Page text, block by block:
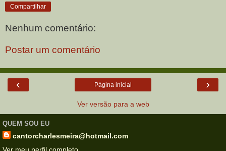
Compartilhar
Nenhum comentário:
Postar um comentário
‹ ›
Página inicial
Ver versão para a web
QUEM SOU EU
cantorcharlesmeira@hotmail.com